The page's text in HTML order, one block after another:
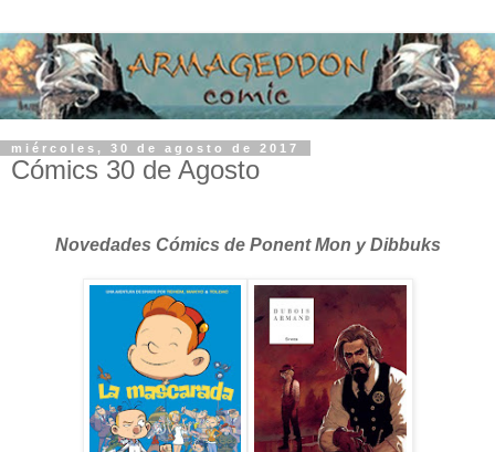
miércoles, 30 de agosto de 2017
Cómics 30 de Agosto
Novedades Cómics de Ponent Mon y Dibbuks